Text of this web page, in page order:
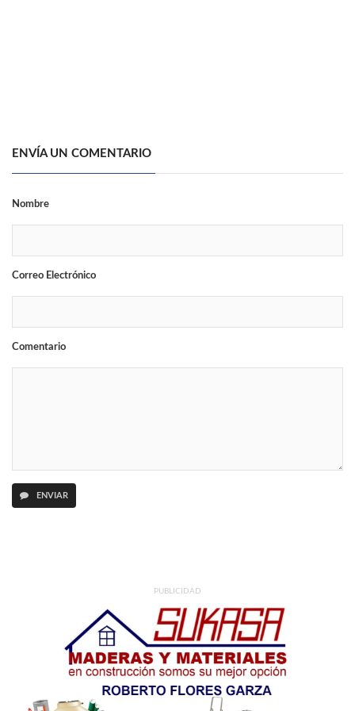
ENVÍA UN COMENTARIO
Nombre
Correo Electrónico
Comentario
ENVIAR
PUBLICIDAD